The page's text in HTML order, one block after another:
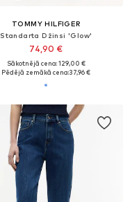
TOMMY HILFIGER
Standarta Džinsi 'Glow'
74,90 €
Sākotnējā cena: 129,00 €
Pēdējā zemākā cena:37,96 €